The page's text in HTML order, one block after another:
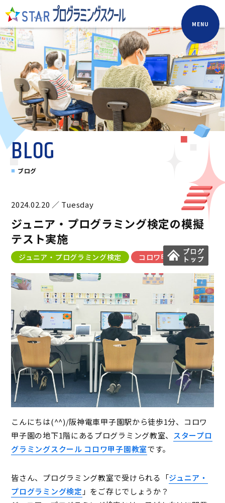
MENU
BLOG
ブログ
2024.02.20 ／ Tuesday
ジュニア・プログラミング検定の模擬
テスト実施
ジュニア・プログラミング検定 コロワ甲子園教室
こんにちは(^^)/阪神電車甲子園駅から徒歩1分、コロワ
甲子園の地下1階にあるプログラミング教室、 スタープロ
グラミングスクール コロワ甲子園教室です。
皆さん、プログラミング教室で受けられる「ジュニア・
プログラミング検定 」をご存じでしょうか？